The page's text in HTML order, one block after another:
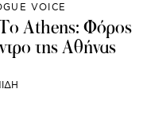
VOICE
Athens: Φόρος
της Αθήνας